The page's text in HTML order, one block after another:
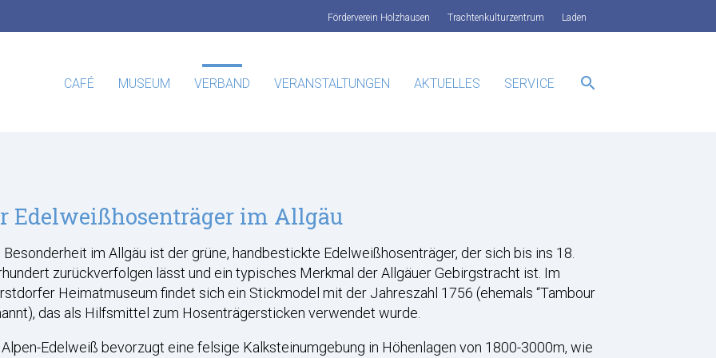
Laden
Trachtenkulturzentrum
Förderverein Holzhausen
CAFÉ MUSEUM VERBAND VERANSTALTUNGEN AKTUELLES SERVICE search
Edelweißhosenträger im Allgäu
Besonderheit im Allgäu ist der grüne, handbestickte Edelweißhosenträger, der sich bis ins 18.
zurückverfolgen lässt und ein typisches Merkmal der Allgäuer Gebirgstracht ist. Im
Heimatmuseum findet sich ein Stickmodel mit der Jahreszahl 1756 (ehemals “Tambour
das als Hilfsmittel zum Hosenträgersticken verwendet wurde.
Alpen-Edelweiß bevorzugt eine felsige Kalksteinumgebung in Höhenlagen von 1800-3000m, wie